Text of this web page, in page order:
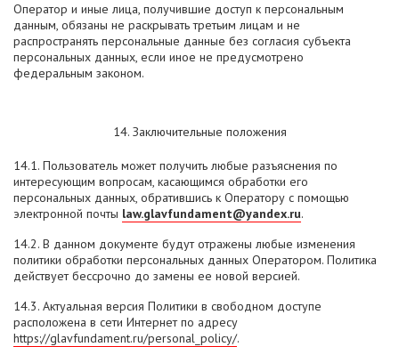
Оператор и иные лица, получившие доступ к персональным
данным, обязаны не раскрывать третьим лицам и не
распространять персональные данные без согласия субъекта
персональных данных, если иное не предусмотрено
федеральным законом.
14. Заключительные положения
14.1. Пользователь может получить любые разъяснения по
интересующим вопросам, касающимся обработки его
персональных данных, обратившись к Оператору с помощью
электронной почты law.glavfundament@yandex.ru.
14.2. В данном документе будут отражены любые изменения
политики обработки персональных данных Оператором. Политика
действует бессрочно до замены ее новой версией.
14.3. Актуальная версия Политики в свободном доступе
расположена в сети Интернет по адресу
https://glavfundament.ru/personal_policy/.